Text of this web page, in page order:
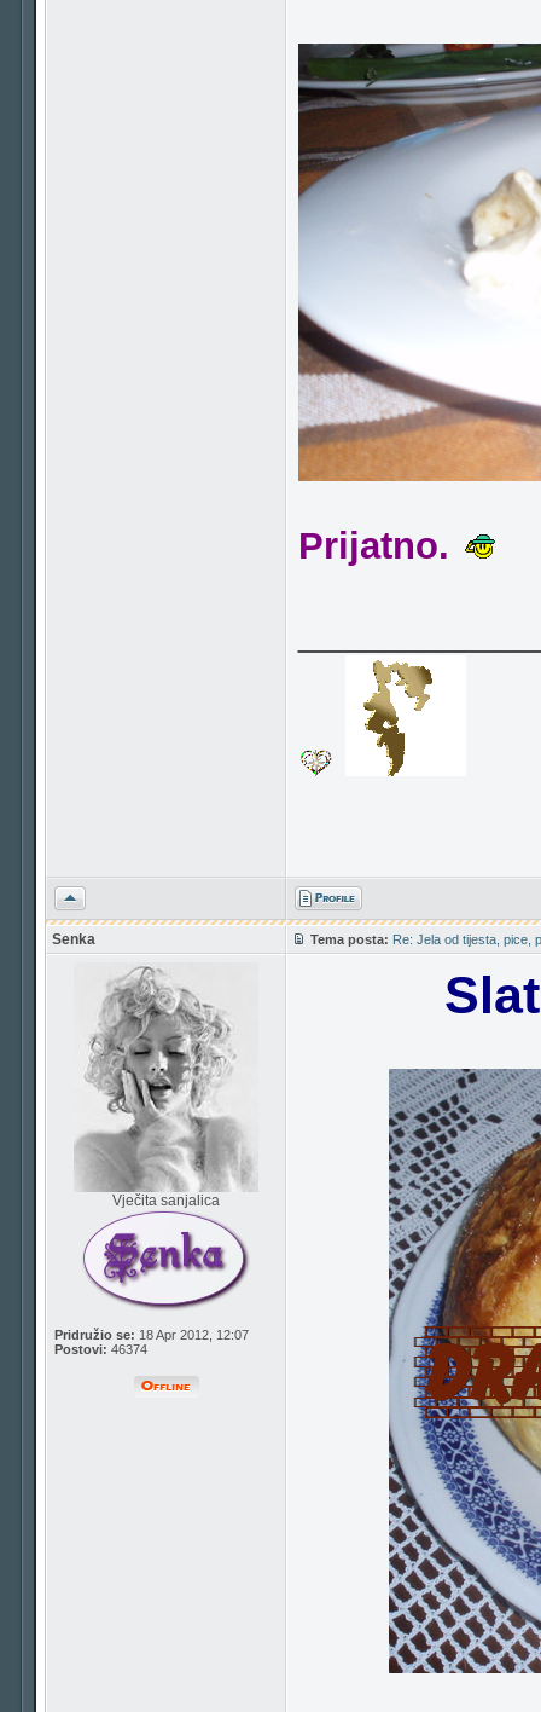
Prijatno.
Vrh
Senka Tema posta: Re: Jela od tijesta, pice,
Vječita sanjalica
Pridružio se: 18 Apr 2012, 12:07
Postovi: 46374